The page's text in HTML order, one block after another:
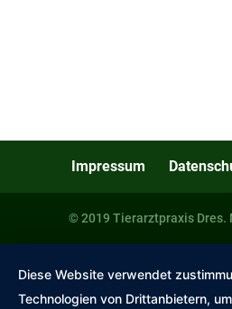
Impressum
© 2019 Tierarztpraxis Dres.
Diese Website verwendet
Technologien von Drittanbietern,